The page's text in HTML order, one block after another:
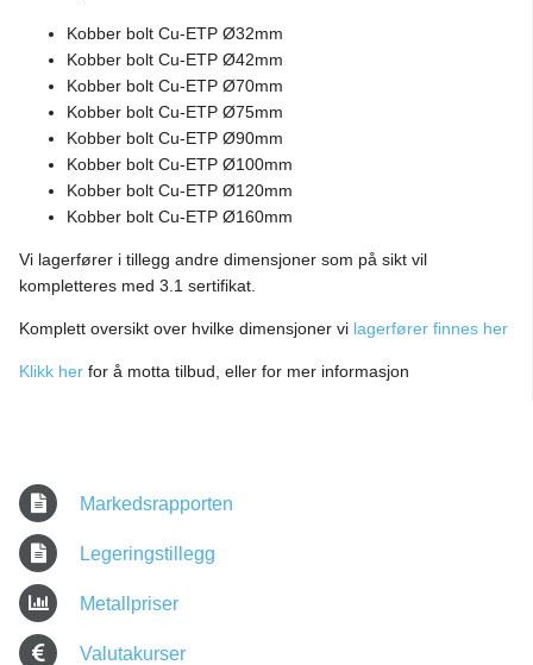
Kobber bolt Cu-ETP Ø32mm
Kobber bolt Cu-ETP Ø42mm
Kobber bolt Cu-ETP Ø70mm
Kobber bolt Cu-ETP Ø75mm
Kobber bolt Cu-ETP Ø90mm
Kobber bolt Cu-ETP Ø100mm
Kobber bolt Cu-ETP Ø120mm
Kobber bolt Cu-ETP Ø160mm
Vi lagerfører i tillegg andre dimensjoner som på sikt vil
kompletteres med 3.1 sertifikat.
Komplett oversikt over hvilke dimensjoner vi lagerfører finnes her
Klikk her for å motta tilbud, eller for mer informasjon
Markedsrapporten
Legeringstillegg
Metallpriser
Valutakurser